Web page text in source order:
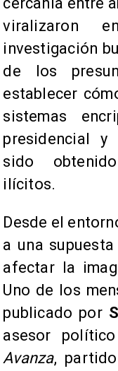
viralizaron
investigación
de los
establecer
sistemas
presidencial y
sido
ilícitos.
Desde el
a una
afectar la
Uno de los
publicado por
asesor
Avanza,